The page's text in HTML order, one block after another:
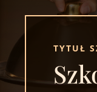
TYTUŁ